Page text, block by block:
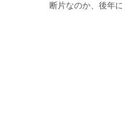
断片なのか、後年